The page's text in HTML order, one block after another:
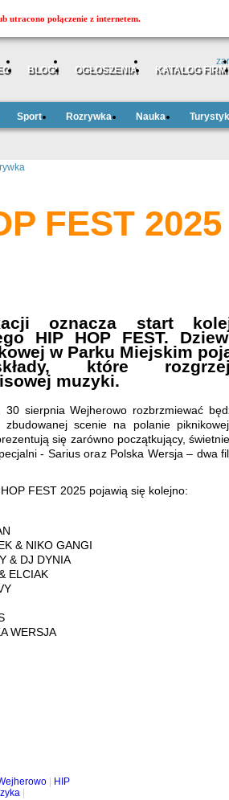
BLOGI OGŁOSZENIA KATALOG FIRM
Sport Rozrywka Nauka
FEST 2025
oznacza start
HIP HOP FEST.
w Parku Miejskim
które
muzyki.
30 sierpnia Wejherowo rozbrzmiewać
scenie na polanie
się zarówno początkujący,
- Sarius oraz Polska Wersja – dwa
FEST 2025 pojawią się kolejno:
& NIKO GANGI
& DJ DYNIA
ELCIAK
WERSJA
|
HIP
|
utracono połączenie z internetem.